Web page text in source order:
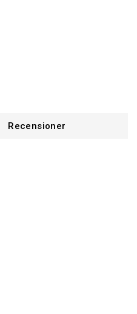
Recensioner